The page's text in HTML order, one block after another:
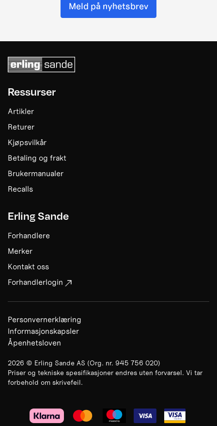
Meld på nyhetsbrev
Ressurser
Artikler
Returer
Kjøpsvilkår
Betaling og frakt
Brukermanualer
Recalls
Erling Sande
Forhandlere
Merker
Kontakt oss
Forhandlerlogin
2026 © Erling Sande AS (Org. nr. 945 756 020)
Priser og tekniske spesifikasjoner endres uten forvarsel. Vi tar
forbehold om skrivefeil.
Personvernerklæring
Informasjonskapsler
Åpenhetsloven